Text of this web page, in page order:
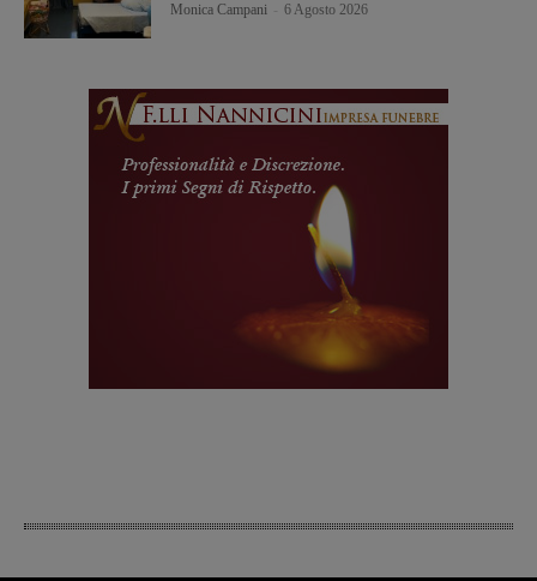
Monica Campani 6 Agosto 2026